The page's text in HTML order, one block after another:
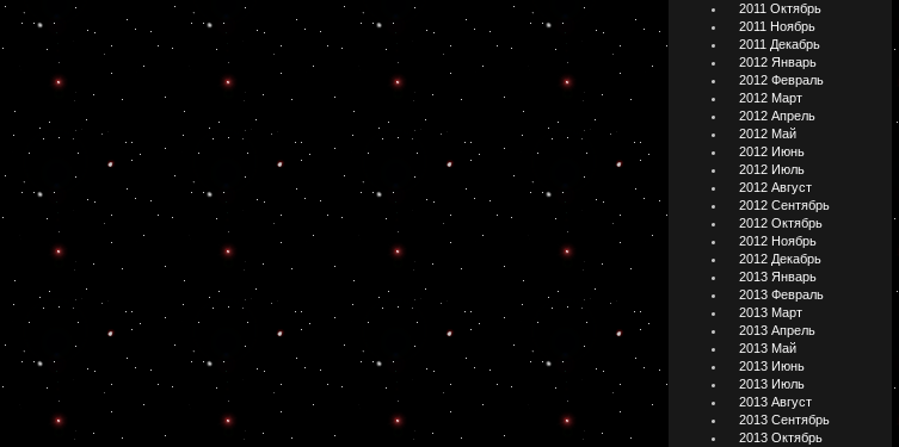
2011 Октябрь
2011 Ноябрь
2011 Декабрь
2012 Январь
2012 Февраль
2012 Март
2012 Апрель
2012 Май
2012 Июнь
2012 Июль
2012 Август
2012 Сентябрь
2012 Октябрь
2012 Ноябрь
2012 Декабрь
2013 Январь
2013 Февраль
2013 Март
2013 Апрель
2013 Май
2013 Июнь
2013 Июль
2013 Август
2013 Сентябрь
2013 Октябрь